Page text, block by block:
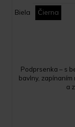
Biela Čierna
Podprsenka – s
bavlny,
a